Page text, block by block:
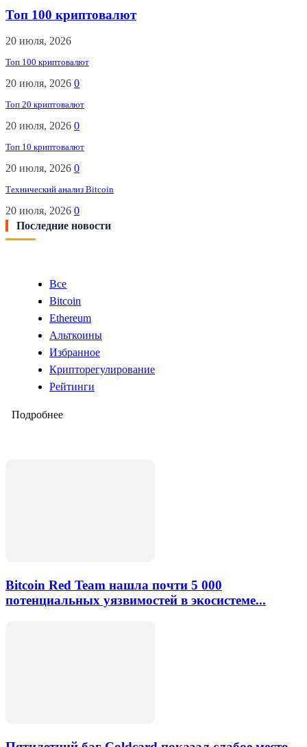
Топ 100 криптовалют
20 июля, 2026
Топ 100 криптовалют
20 июля, 2026 0
Топ 20 криптовалют
20 июля, 2026 0
Топ 10 криптовалют
20 июля, 2026 0
Технический анализ Bitcoin
20 июля, 2026 0
Последние новости
Все
Bitcoin
Ethereum
Альткоины
Избранное
Крипторегулирование
Рейтинги
Подробнее
Bitcoin Red Team нашла почти 5 000
потенциальных уязвимостей в экосистеме...